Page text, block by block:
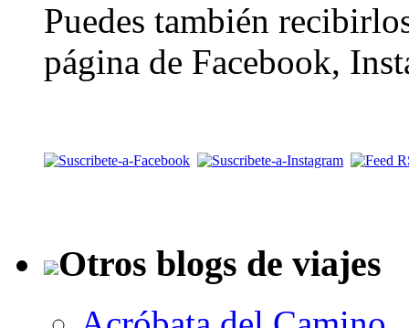
Puedes también
página de Facebook,
Otros blogs de viajes